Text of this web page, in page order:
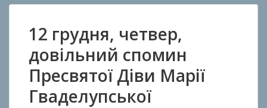
12 грудня, четвер,
довільний спомин
Пресвятої Діви Марії
Гваделупської